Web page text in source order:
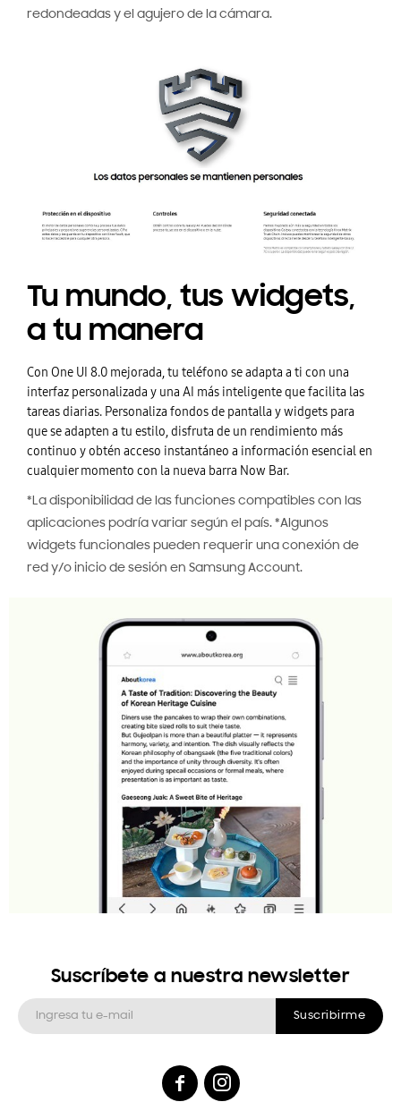
redondeadas y el agujero de la cámara.
Tu mundo, tus widgets,
a tu manera
Con One UI 8.0 mejorada, tu teléfono se adapta a ti con una
interfaz personalizada y una AI más inteligente que facilita las
tareas diarias. Personaliza fondos de pantalla y widgets para
que se adapten a tu estilo, disfruta de un rendimiento más
continuo y obtén acceso instantáneo a información esencial en
cualquier momento con la nueva barra Now Bar.
*La disponibilidad de las funciones compatibles con las
aplicaciones podría variar según el país. *Algunos
widgets funcionales pueden requerir una conexión de
red y/o inicio de sesión en Samsung Account.
Suscríbete a nuestra newsletter
Suscribirme
 